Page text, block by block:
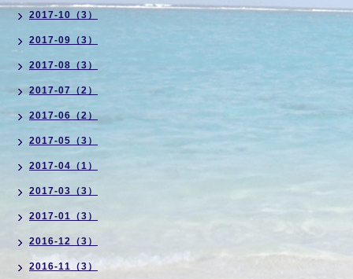
2017-10（3）
2017-09（3）
2017-08（3）
2017-07（2）
2017-06（2）
2017-05（3）
2017-04（1）
2017-03（3）
2017-01（3）
2016-12（3）
2016-11（3）